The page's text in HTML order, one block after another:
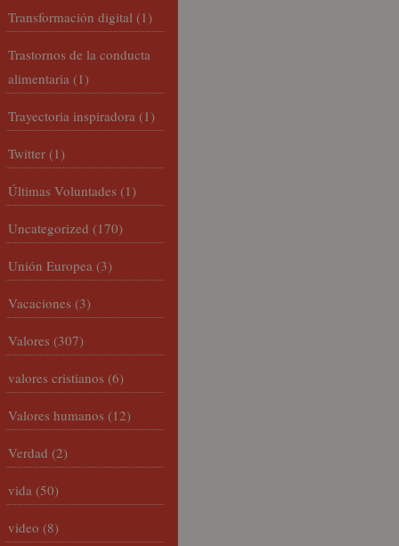
Transformación digital (1)
Trastornos de la conducta
alimentaria (1)
Trayectoria inspiradora (1)
Twitter (1)
Últimas Voluntades (1)
Uncategorized (170)
Unión Europea (3)
Vacaciones (3)
Valores (307)
valores cristianos (6)
Valores humanos (12)
Verdad (2)
vida (50)
video (8)